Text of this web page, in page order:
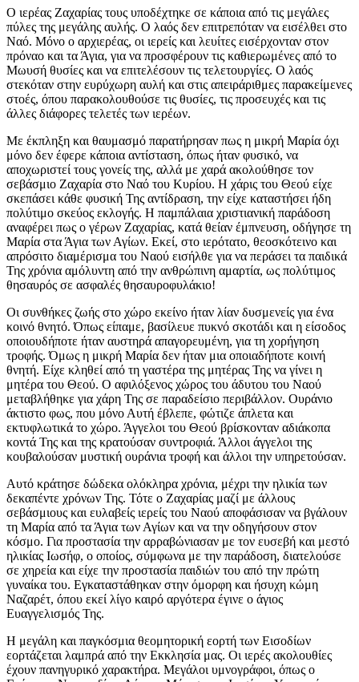
Ο ιερέας Ζαχαρίας τους υποδέχτηκε σε κάποια από τις μεγάλες
πύλες της μεγάλης αυλής. Ο λαός δεν επιτρεπόταν να εισέλθει στο
Ναό. Μόνο ο αρχιερέας, οι ιερείς και λευίτες εισέρχονταν στον
πρόναο και τα Άγια, για να προσφέρουν τις καθιερωμένες από το
Μωυσή θυσίες και να επιτελέσουν τις τελετουργίες. Ο λαός
στεκόταν στην ευρύχωρη αυλή και στις απειράριθμες παρακείμενες
στοές, όπου παρακολουθούσε τις θυσίες, τις προσευχές και τις
άλλες διάφορες τελετές των ιερέων.
Με έκπληξη και θαυμασμό παρατήρησαν πως η μικρή Μαρία όχι
μόνο δεν έφερε κάποια αντίσταση, όπως ήταν φυσικό, να
αποχωριστεί τους γονείς της, αλλά με χαρά ακολούθησε τον
σεβάσμιο Ζαχαρία στο Ναό του Κυρίου. Η χάρις του Θεού είχε
σκεπάσει κάθε φυσική Της αντίδραση, την είχε καταστήσει ήδη
πολύτιμο σκεύος εκλογής. Η παμπάλαια χριστιανική παράδοση
αναφέρει πως ο γέρων Ζαχαρίας, κατά θείαν έμπνευση, οδήγησε τη
Μαρία στα Άγια των Αγίων. Εκεί, στο ιερότατο, θεοσκότεινο και
απρόσιτο διαμέρισμα του Ναού εισήλθε για να περάσει τα παιδικά
Της χρόνια αμόλυντη από την ανθρώπινη αμαρτία, ως πολύτιμος
θησαυρός σε ασφαλές θησαυροφυλάκιο!
Οι συνθήκες ζωής στο χώρο εκείνο ήταν λίαν δυσμενείς για ένα
κοινό θνητό. Όπως είπαμε, βασίλευε πυκνό σκοτάδι και η είσοδος
οποιουδήποτε ήταν αυστηρά απαγορευμένη, για τη χορήγηση
τροφής. Όμως η μικρή Μαρία δεν ήταν μια οποιαδήποτε κοινή
θνητή. Είχε κληθεί από τη γαστέρα της μητέρας Της να γίνει η
μητέρα του Θεού. Ο αφιλόξενος χώρος του άδυτου του Ναού
μεταβλήθηκε για χάρη Της σε παραδείσιο περιβάλλον. Ουράνιο
άκτιστο φως, που μόνο Αυτή έβλεπε, φώτιζε άπλετα και
εκτυφλωτικά το χώρο. Άγγελοι του Θεού βρίσκονταν αδιάκοπα
κοντά Της και της κρατούσαν συντροφιά. Άλλοι άγγελοι της
κουβαλούσαν μυστική ουράνια τροφή και άλλοι την υπηρετούσαν.
Αυτό κράτησε δώδεκα ολόκληρα χρόνια, μέχρι την ηλικία των
δεκαπέντε χρόνων Της. Τότε ο Ζαχαρίας μαζί με άλλους
σεβάσμιους και ευλαβείς ιερείς του Ναού αποφάσισαν να βγάλουν
τη Μαρία από τα Άγια των Αγίων και να την οδηγήσουν στον
κόσμο. Για προστασία την αρραβώνιασαν με τον ευσεβή και μεστό
ηλικίας Ιωσήφ, ο οποίος, σύμφωνα με την παράδοση, διατελούσε
σε χηρεία και είχε την προστασία παιδιών του από την πρώτη
γυναίκα του. Εγκαταστάθηκαν στην όμορφη και ήσυχη κώμη
Ναζαρέτ, όπου εκεί λίγο καιρό αργότερα έγινε ο άγιος
Ευαγγελισμός Της.
Η μεγάλη και παγκόσμια θεομητορική εορτή των Εισοδίων
εορτάζεται λαμπρά από την Εκκλησία μας. Οι ιερές ακολουθίες
έχουν πανηγυρικό χαρακτήρα. Μεγάλοι υμνογράφοι, όπως ο